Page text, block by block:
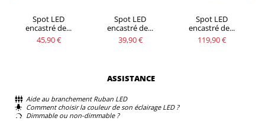
Spot LED
encastré de...
45,90 €
Spot LED
encastré de...
39,90 €
Spot LED
encastré de...
119,90 €
ASSISTANCE
Aide au branchement Ruban LED
Comment choisir la couleur de son éclairage LED ?
Dimmable ou non-dimmable ?